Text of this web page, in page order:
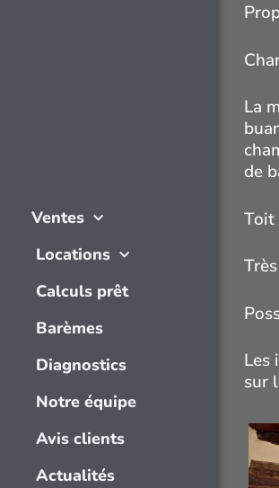
Ventes
Locations
Calculs prêt
Barèmes
Diagnostics
Notre équipe
Avis clients
Actualités
La
de
Toit
Les
sur